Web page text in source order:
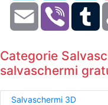
Email Viber
Categorie
salvaschermi
Salvaschermi 3D